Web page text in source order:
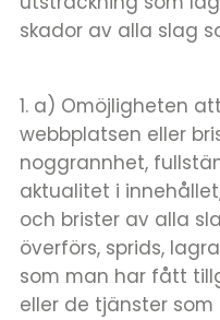
skador av alla slag
1. a) Omöjligheten
webbplatsen eller
noggrannhet,
aktualitet i
och brister av alla
överförs, sprids,
som man har fått
eller de tjänster som